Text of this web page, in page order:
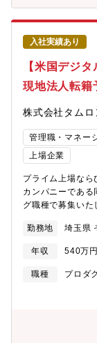
策の企画・実行
デジタル・販促支
実行 ・販促施策
連携【業務の魅力
ション全体を管
新たな事業領域
ーソングループの
の事業であり、検
変更または終了と
ソングループ内
想定しています。
入社実績あり
【米国デジ
現地法人転籍
株式会社タムロ
管理職・マネー
上場企業
プライム上場な
カンパニーである
グ職種で募集い
の詳細条件は面
ジタルマーケテ
多岐にわたりま
販体制）におい
実管理、市場調
となります。・
の現地社員とし
勤務地 埼玉県
年収 540万
職種
プロダ